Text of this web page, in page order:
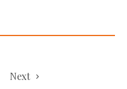
Next